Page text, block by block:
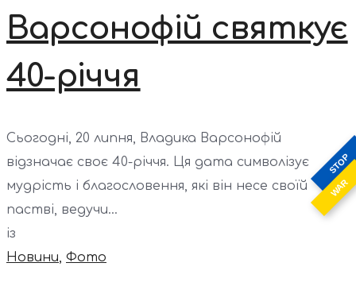
STOP
WAR
Варсонофій святкує
40-річчя
Сьогодні, 20 липня, Владика Варсонофій
відзначає своє 40-річчя. Ця дата символізує
мудрість і благословення, які він несе своїй
пастві, ведучи...
із
Новини, Фото